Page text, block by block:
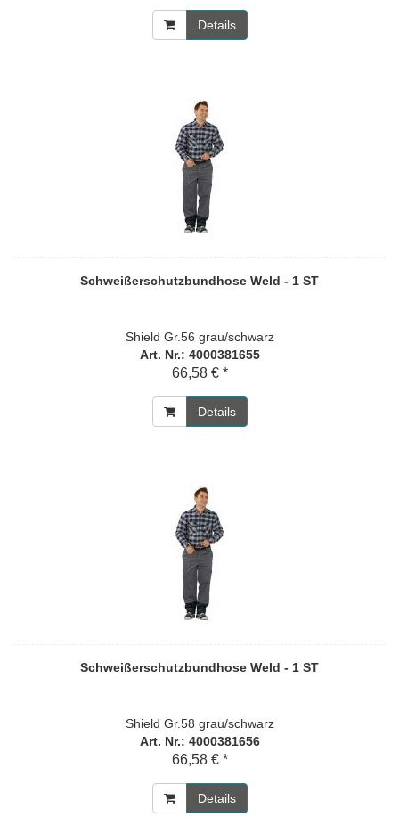
Details
Schweißerschutzbundhose Weld - 1 ST
Shield Gr.56 grau/schwarz
Art. Nr.: 4000381655
66,58 € *
Details
Schweißerschutzbundhose Weld - 1 ST
Shield Gr.58 grau/schwarz
Art. Nr.: 4000381656
66,58 € *
Details